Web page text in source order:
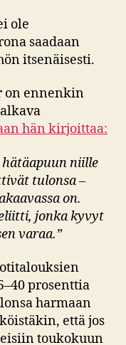
ole
saadaan
itsenäisesti.
on ennenkin
hän kirjoittaa:
niille
tulonsa –
on.
jonka kyvyt
varaa.”
prosenttia
harmaan
että jos
toukokuun